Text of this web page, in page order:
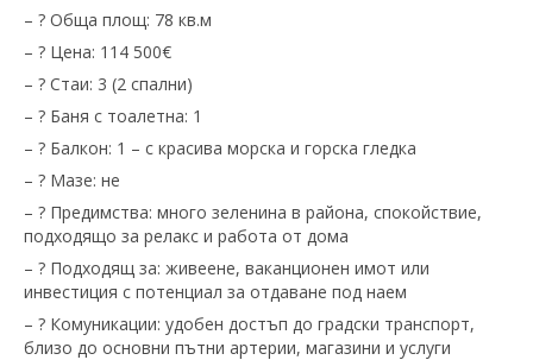
– ? Обща площ: 78 кв.м
– ? Цена: 114 500€
– ? Стаи: 3 (2 спални)
– ? Баня с тоалетна: 1
– ? Балкон: 1 – с красива морска и горска гледка
– ? Мазе: не
– ? Предимства: много зеленина в района, спокойствие,
подходящо за релакс и работа от дома
– ? Подходящ за: живеене, ваканционен имот или
инвестиция с потенциал за отдаване под наем
– ? Комуникации: удобен достъп до градски транспорт,
близо до основни пътни артерии, магазини и услуги